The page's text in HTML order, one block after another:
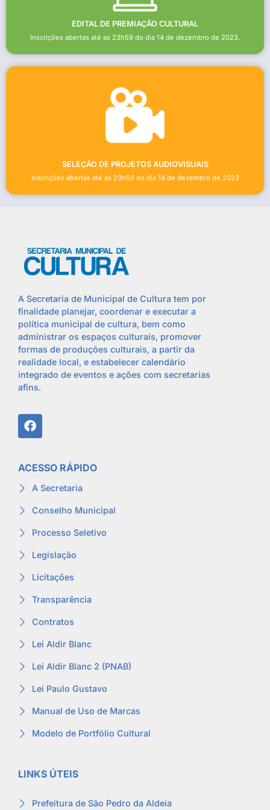
EDITAL DE PREMIAÇÃO CULTURAL
Inscrições abertas até as 23h59 do dia 14 de dezembro de 2023.
SELEÇÃO DE PROJETOS AUDIOVISUAIS
Inscrições abertas até as 23h59 do dia 14 de dezembro de 2023
A Secretaria de Municipal de Cultura tem por
finalidade planejar, coordenar e executar a
política municipal de cultura, bem como
administrar os espaços culturais, promover
formas de produções culturais, a partir da
realidade local, e estabelecer calendário
integrado de eventos e ações com secretarias
afins.
ACESSO RÁPIDO
A Secretaria
Conselho Municipal
Processo Seletivo
Legislação
Licitações
Transparência
Contratos
Lei Aldir Blanc
Lei Aldir Blanc 2 (PNAB)
Lei Paulo Gustavo
Manual de Uso de Marcas
Modelo de Portfólio Cultural
LINKS ÚTEIS
Prefeitura de São Pedro da Aldeia